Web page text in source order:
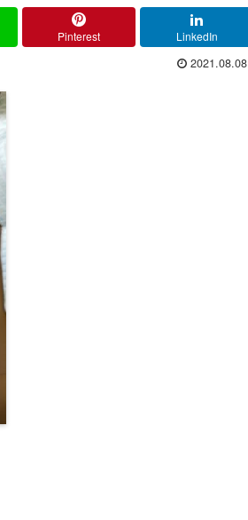
Pinterest LinkedIn
2021.08.08